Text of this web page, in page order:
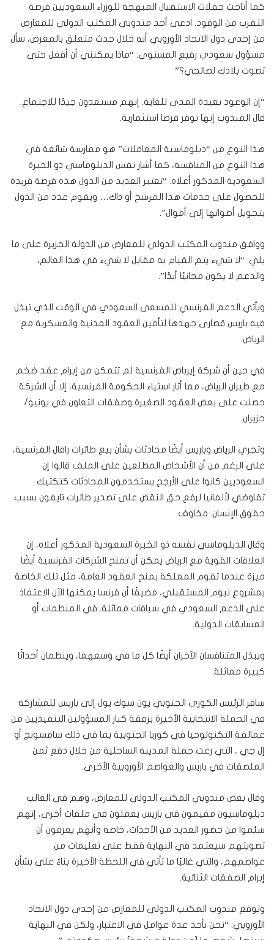
كما أتاحت حفلات الاستقبال المبهجة للوزراء السعوديين فرصة
التقرب من الوفود. ادعى أحد مندوبي المكتب الدولي للمعارض
من إحدى دول الاتحاد الأوروبي أنه خلال حدث متعلق بالمعرض، سأل
مسؤول سعودي رفيع المستوى: “ماذا يمكنني أن أفعل حتى
تصوت بلادك لصالحي؟”
“إن الوعود بعيدة المدى للغاية. إنهم مستعدون جيدًا للاجتماع.
قال المندوب إنها توفر فرصا استثمارية.
هذا النوع من “دبلوماسية المعاملات” هو ممارسة شائعة في
هذا النوع من المنافسة، كما أشار نفس الدبلوماسي ذو الخبرة
السعودية المذكور أعلاه. “تعتبر العديد من الدول هذه فرصة فريدة
للحصول على خدمات هذا المرشح أو ذاك… ويقوم عدد من الدول
بتحويل أصواتها إلى أموال”.
ووافق مندوب المكتب الدولي للمعارض من الدولة الجزيرة على ما
يلي: “لا شيء يتم القيام به مقابل لا شيء في هذا العالم،
والدعم لا يكون مجانيًا أبدًا”.
ويأتي الدعم الفرنسي للمسعى السعودي في الوقت الذي تبذل
فيه باريس قصارى جهدها لتأمين العقود المدنية والعسكرية مع
الرياض.
في حين أن شركة إيرباص الفرنسية لم تتمكن من إبرام عقد ضخم
مع طيران الرياض، مما أثار استياء الحكومة الفرنسية، إلا أن الشركة
حصلت على بعض العقود الصغيرة وصفقات التعاون في يونيو/
حزيران.
وتجري الرياض وباريس أيضًا محادثات بشأن بيع طائرات رافال الفرنسية،
على الرغم من أن الأشخاص المطلعين على الملف قالوا إن
السعوديين كانوا على الأرجح يستخدمون المحادثات كتكتيك
تفاوضي لألمانيا لرفع حق النقض على تصدير طائرات تايفون بسبب
حقوق الإنسان. مخاوف.
وقال الدبلوماسي نفسه ذو الخبرة السعودية المذكور أعلاه، إن
العلاقات القوية مع الرياض يمكن أن تمنح الشركات الفرنسية أيضًا
ميزة عندما تقوم المملكة بمنح العقود العامة، مثل تلك الخاصة
بمشروع نيوم المستقبلي، مضيفًا أن فرنسا يمكنها الآن الاعتماد
على الدعم السعودي في سباقات مماثلة. في المنظمات أو
المسابقات الدولية.
ويبذل المتنافسان الآخران أيضًا كل ما في وسعهما، وينظمان أحداثًا
كبيرة مماثلة.
سافر الرئيس الكوري الجنوبي يون سوك يول إلى باريس للمشاركة
في الحملة الانتخابية الأخيرة برفقة كبار المسؤولين التنفيذيين من
عمالقة التكنولوجيا في كوريا الجنوبية بما في ذلك سامسونج أو
إل جي ، التي رعت حملة المدينة الساحلية من خلال دفع ثمن
الملصقات في باريس والعواصم الأوروبية الأخرى.
وقال بعض مندوبي المكتب الدولي للمعارض، وهم في الغالب
دبلوماسيون مقيمون في باريس يعملون في ملفات أخرى، إنهم
سئموا من حضور العديد من الأحداث، خاصة وأنهم يعرفون أن
تصويتهم سيعتمد في النهاية فقط على تعليمات من
عواصمهم، والتي غالبًا ما تأتي في اللحظة الأخيرة بناءً على بشأن
إبرام الصفقات الثنائية.
وتوقع مندوب المكتب الدولي للمعارض من إحدى دول الاتحاد
الأوروبي: “نحن نأخذ عدة عوامل في الاعتبار، ولكن في النهاية